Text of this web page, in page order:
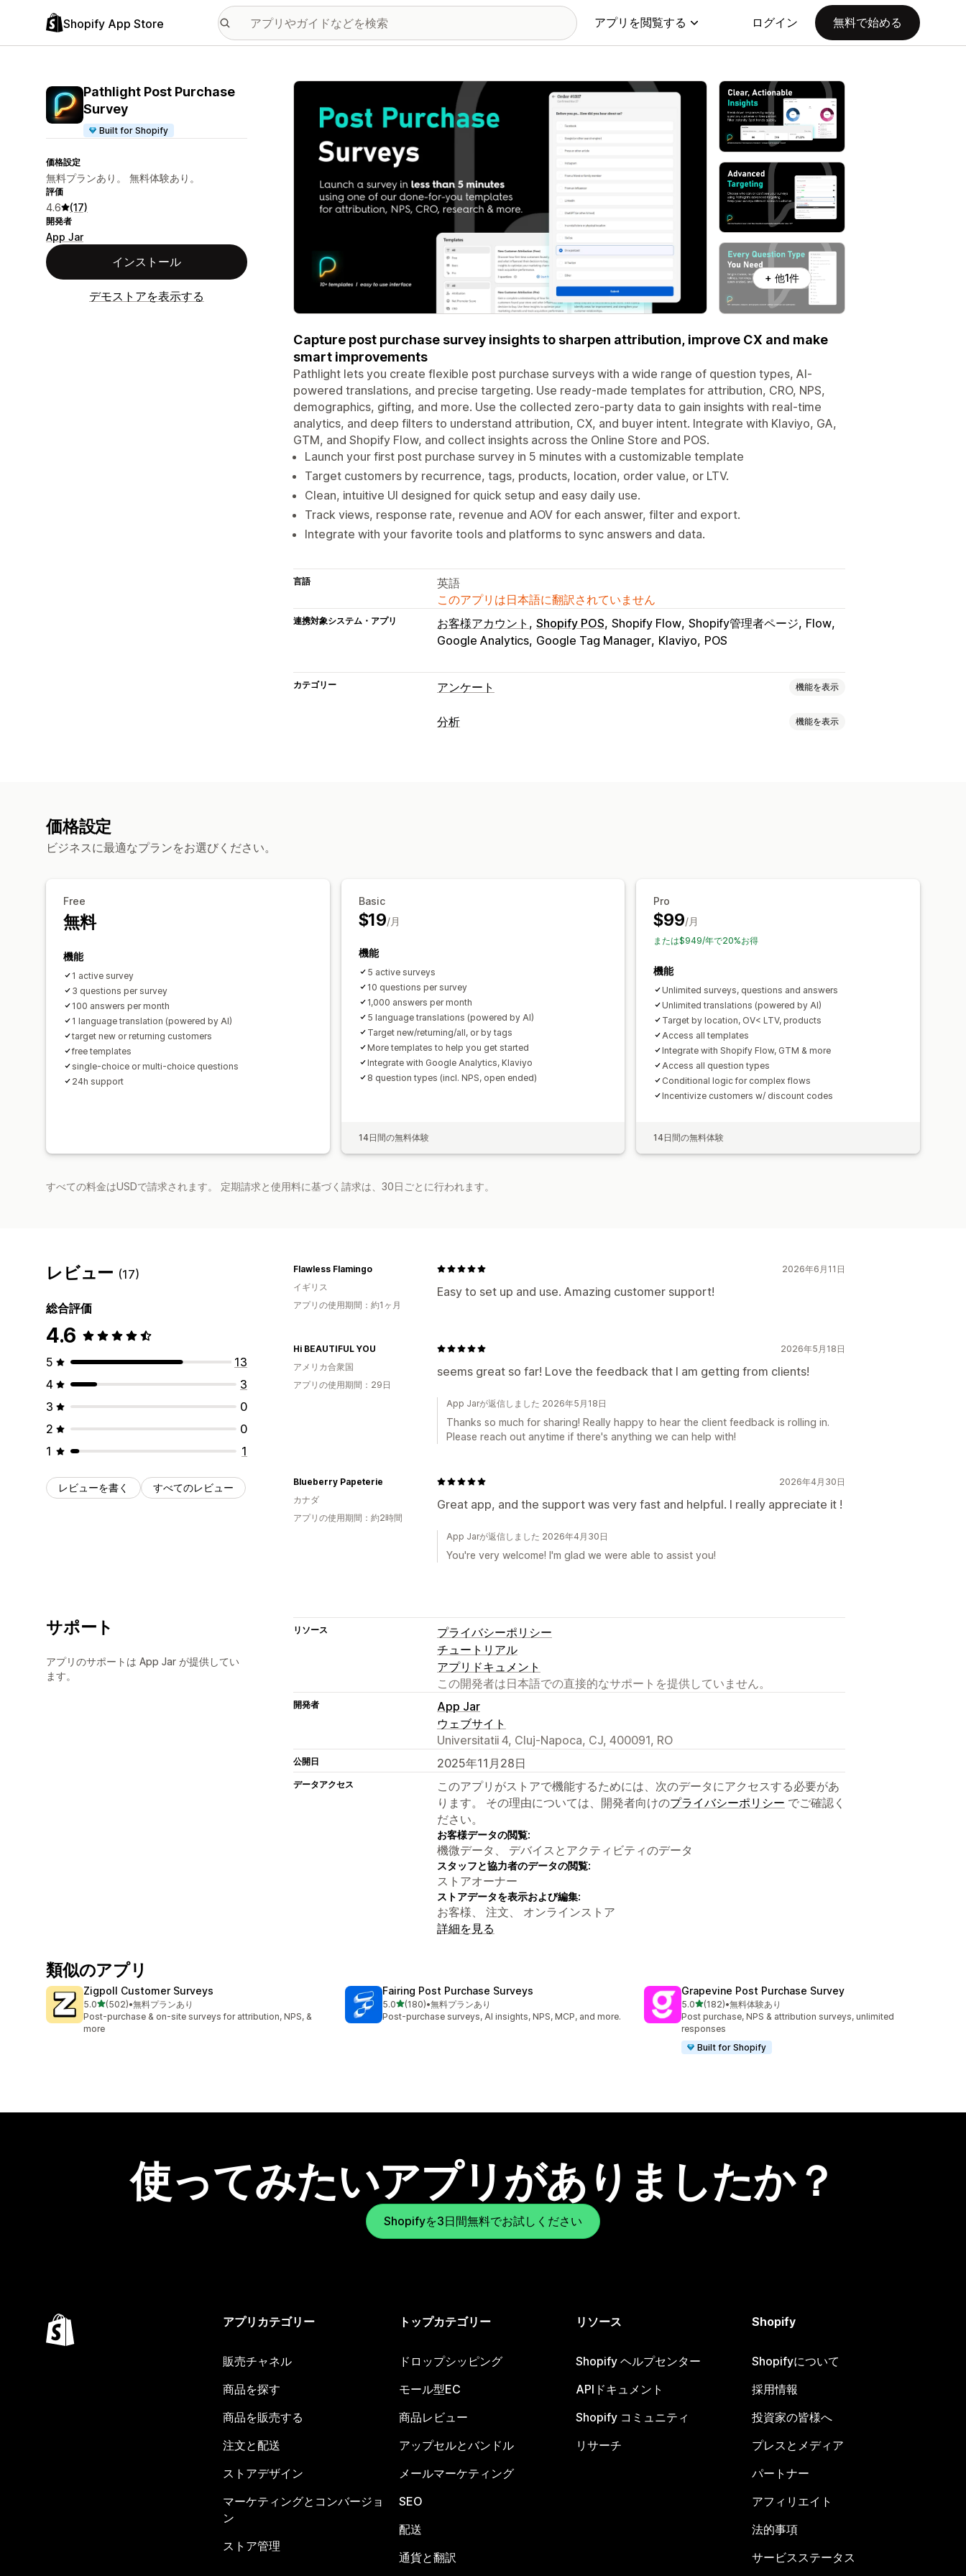
Shopify App Store アプリを閲覧する ログイン 無料で始める
Pathlight Post Purchase
Survey
Built for Shopify
価格設定
無料プランあり。 無料体験あり。
評価
4.6 (17)
開発者
App Jar
インストール
デモストアを表示する
特集の画像ギャラリー
+ 他1件
Capture post purchase survey insights to sharpen attribution, improve CX and make
smart improvements
Pathlight lets you create flexible post purchase surveys with a wide range of question types, AI-
powered translations, and precise targeting. Use ready-made templates for attribution, CRO, NPS,
demographics, gifting, and more. Use the collected zero-party data to gain insights with real-time
analytics, and deep filters to understand attribution, CX, and buyer intent. Integrate with Klaviyo, GA,
GTM, and Shopify Flow, and collect insights across the Online Store and POS.
Launch your first post purchase survey in 5 minutes with a customizable template
Target customers by recurrence, tags, products, location, order value, or LTV.
Clean, intuitive UI designed for quick setup and easy daily use.
Track views, response rate, revenue and AOV for each answer, filter and export.
Integrate with your favorite tools and platforms to sync answers and data.
言語
英語
このアプリは日本語に翻訳されていません
連携対象システム・アプリ お客様アカウント Shopify POS Shopify Flow Shopify管理者ページ Flow
Google Analytics Google Tag Manager Klaviyo POS
カテゴリー アンケート 機能を表示
フォームのカスタマイズ
分析 機能を表示
データのエクスポート
価格設定
ビジネスに最適なプランをお選びください。
Free
無料
機能
1 active survey
3 questions per survey
100 answers per month
1 language translation (powered by AI)
target new or returning customers
free templates
single-choice or multi-choice questions
24h support
Basic
$19/月
機能
5 active surveys
10 questions per survey
1,000 answers per month
5 language translations (powered by AI)
Target new/returning/all, or by tags
More templates to help you get started
Integrate with Google Analytics, Klaviyo
8 question types (incl. NPS, open ended)
14日間の無料体験
Pro
$99/月
または$949/年で20%お得
機能
Unlimited surveys, questions and answers
Unlimited translations (powered by AI)
Target by location, OV< LTV, products
Access all templates
Integrate with Shopify Flow, GTM & more
Access all question types
Conditional logic for complex flows
Incentivize customers w/ discount codes
14日間の無料体験
すべての料金はUSDで請求されます。 定期請求と使用料に基づく請求は、30日ごとに行われます。
レビュー (17)
総合評価
4.6
5
13
4
3
3
0
2
0
1
1
レビューを書く すべてのレビュー
2026年6月11日
Easy to set up and use. Amazing customer support!
Flawless Flamingo
イギリス
アプリの使用期間：約1ヶ月
2026年5月18日
seems great so far! Love the feedback that I am getting from clients!
Hi BEAUTIFUL YOU
アメリカ合衆国
アプリの使用期間：29日
App Jarが返信しました 2026年5月18日
Thanks so much for sharing! Really happy to hear the client feedback is rolling in.
Please reach out anytime if there's anything we can help with!
2026年4月30日
Great app, and the support was very fast and helpful. I really appreciate it !
Blueberry Papeterie
カナダ
アプリの使用期間：約2時間
App Jarが返信しました 2026年4月30日
You're very welcome! I'm glad we were able to assist you!
サポート
アプリのサポートは App Jar が提供してい
ます。
リソース
プライバシーポリシー
チュートリアル
アプリドキュメント
この開発者は日本語での直接的なサポートを提供していません。
開発者
App Jar
ウェブサイト
Universitatii 4, Cluj-Napoca, CJ, 400091, RO
公開日 2025年11月28日
データアクセス
このアプリがストアで機能するためには、次のデータにアクセスする必要があ
ります。 その理由については、開発者向けのプライバシーポリシー でご確認く
ださい。
お客様データの閲覧:
機微データ、 デバイスとアクティビティのデータ
スタッフと協力者のデータの閲覧:
ストアオーナー
ストアデータを表示および編集:
お客様、 注文、 オンラインストア
詳細を見る
類似のアプリ
Zigpoll Customer Surveys
5.05つ星中
(502)
合計レビュー数：502件
•無料プランあり
Post-purchase & on-site surveys for attribution, NPS, &
more
Fairing Post Purchase Surveys
5.05つ星中
(180)
合計レビュー数：180件
•無料プランあり
Post-purchase surveys, AI insights, NPS, MCP, and more.
Grapevine Post Purchase Survey
5.05つ星中
(182)
合計レビュー数：182件
•無料体験あり
Post purchase, NPS & attribution surveys, unlimited
responses
Built for Shopify
使ってみたいアプリがありましたか？
Shopifyを3日間無料でお試しください
アプリカテゴリー
販売チャネル
商品を探す
商品を販売する
注文と配送
ストアデザイン
マーケティングとコンバージョ
ン
ストア管理
トップカテゴリー
ドロップシッピング
モール型EC
商品レビュー
アップセルとバンドル
メールマーケティング
SEO
配送
通貨と翻訳
リソース
Shopify ヘルプセンター
APIドキュメント
Shopify コミュニティ
リサーチ
Shopify
Shopifyについて
採用情報
投資家の皆様へ
プレスとメディア
パートナー
アフィリエイト
法的事項
サービスステータス